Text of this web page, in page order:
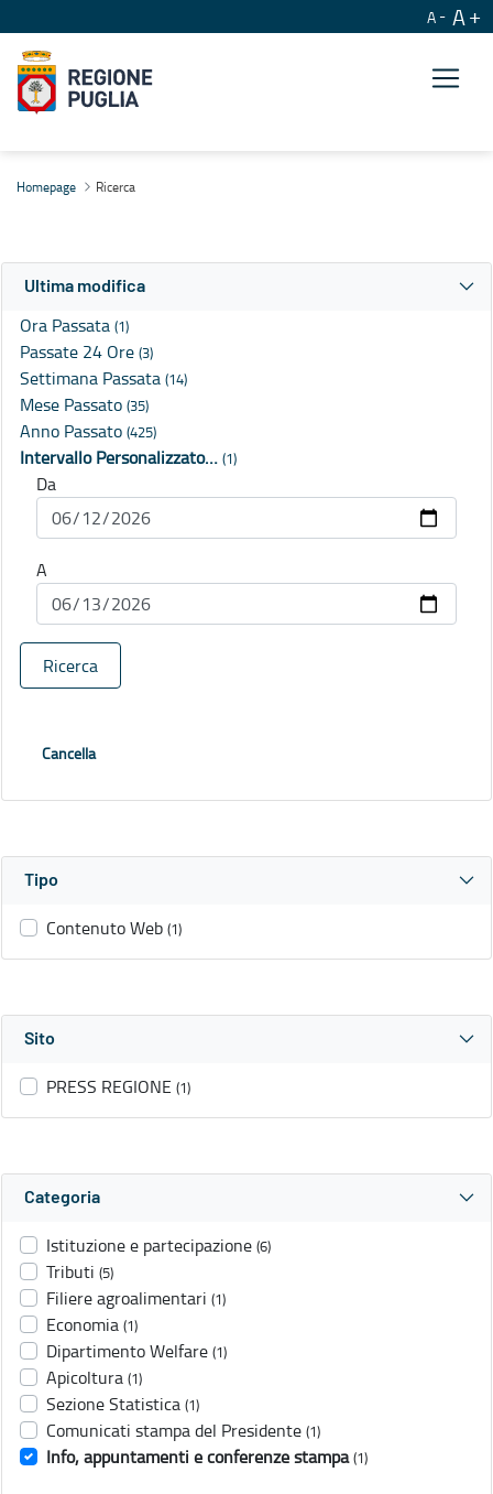
A A
Homepage Ricerca
Ultima modifica
Ora Passata (1)
Passate 24 Ore (3)
Settimana Passata (14)
Mese Passato (35)
Anno Passato (425)
Intervallo Personalizzato… (1)
Da
A
Ricerca
Cancella
Tipo
Contenuto Web (1)
Sito
PRESS REGIONE (1)
Categoria
Istituzione e partecipazione (6)
Tributi (5)
Filiere agroalimentari (1)
Economia (1)
Dipartimento Welfare (1)
Apicoltura (1)
Sezione Statistica (1)
Comunicati stampa del Presidente (1)
Info, appuntamenti e conferenze stampa (1)